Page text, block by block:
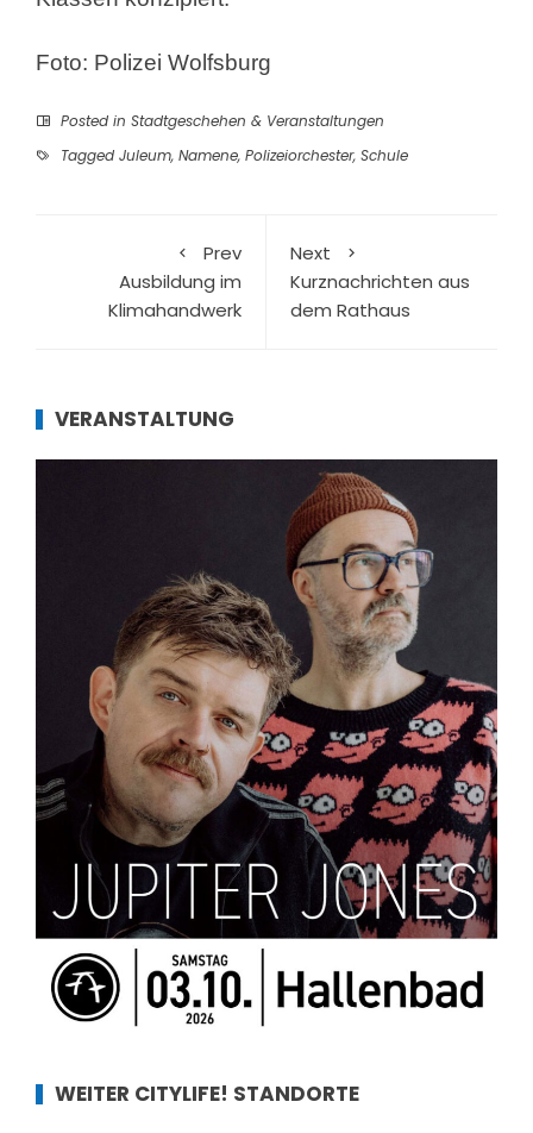
Foto: Polizei Wolfsburg
Posted in Stadtgeschehen & Veranstaltungen
Tagged Juleum, Namene, Polizeiorchester, Schule
Prev
Ausbildung im
Klimahandwerk
Next
Kurznachrichten aus
dem Rathaus
VERANSTALTUNG
WEITER CITYLIFE! STANDORTE